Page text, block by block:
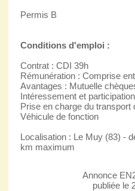
Permis B
Conditions d'emploi :
Contrat : CDI 39h
Rémunération : Comprise
Avantages : Mutuelle
Intéressement et participation
Prise en charge du transport
Véhicule de fonction
Localisation : Le Muy (83) -
km maximum
Annonce
publiée le